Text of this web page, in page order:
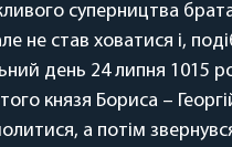
суперництва
не став ховатися і,
день 24 липня 1015
князя Бориса –
а потім